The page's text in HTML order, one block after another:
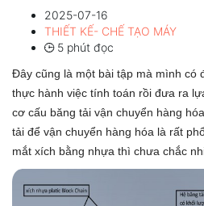
2025-07-16
THIẾT KẾ- CHẾ TẠO MÁY
5 phút đọc
Đây cũng là một bài tập mà mình có
thực hành việc tính toán rồi đưa ra
cơ cấu băng tải vận chuyển hàng
tải để vận chuyển hàng hóa là rất
mắt xích bằng nhựa thì chưa chắc